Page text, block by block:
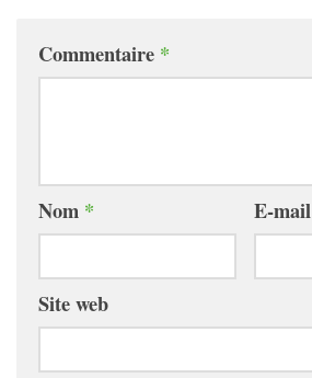
Commentaire *
Nom * E-mail
Site web